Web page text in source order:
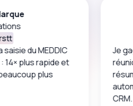
du MEDDIC
14× plus rapide et
plus
Je
CRM.